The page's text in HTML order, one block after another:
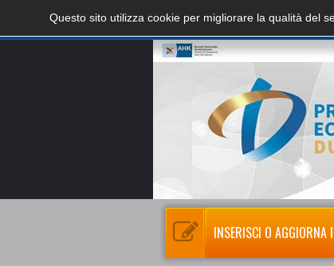
INSERISCI O AGGIORNA
Questo sito utilizza cookie per migliorare la qualità del